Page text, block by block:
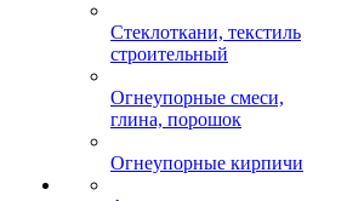
Стеклоткани, текстиль
строительный
Огнеупорные смеси,
глина, порошок
Огнеупорные кирпичи